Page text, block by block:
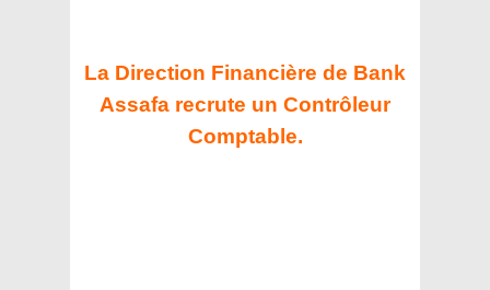
La Direction Financière de Bank
Assafa recrute un Contrôleur
Comptable.